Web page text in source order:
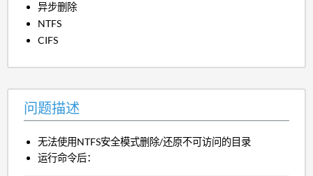
异步删除
NTFS
CIFS
问题描述
无法使用NTFS安全模式删除/还原不可访问的目录
运行命令后：